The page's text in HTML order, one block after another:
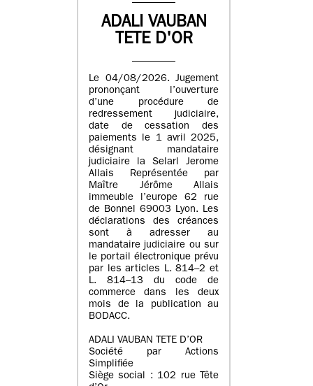
ADALI VAUBAN
TETE D'OR
Le 04/08/2026. Jugement
prononçant l’ouverture
d’une procédure de
redressement judiciaire,
date de cessation des
paiements le 1 avril 2025,
désignant mandataire
judiciaire la Selarl Jerome
Allais Représentée par
Maître Jérôme Allais
immeuble l’europe 62 rue
de Bonnel 69003 Lyon. Les
déclarations des créances
sont à adresser au
mandataire judiciaire ou sur
le portail électronique prévu
par les articles L. 814–2 et
L. 814–13 du code de
commerce dans les deux
mois de la publication au
BODACC.
ADALI VAUBAN TETE D’OR
Société par Actions
Simplifiée
Siège social : 102 rue Tête